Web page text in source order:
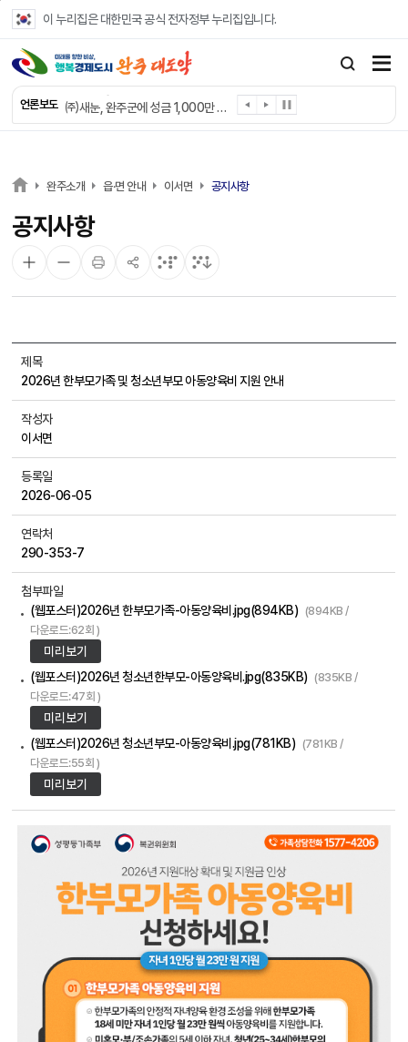
이 누리집은 대한민국 공식 전자정부 누리집입니다.
언론보도
완주군 “여름휴가철 청소년 안전 지킨다”
전북은행, 완주군에 ‘시원키트’ 60세트 기탁
완주 봉동읍, 희망나눔가게·행복빨래방 만족도 조사
“일터에서 찾은 자신감” 완주군 장애인일자리 활발
완주소개 읍·면 안내 이서면 공지사항
공지사항
제목
2026년 한부모가족 및 청소년부모 아동양육비 지원 안내
작성자
이서면
등록일
2026-06-05
연락처
290-353-7
첨부파일
(웹포스터)2026년 한부모가족-아동양육비.jpg(894KB) (894KB /
다운로드:62회 )
미리보기
(웹포스터)2026년 청소년한부모-아동양육비.jpg(835KB) (835KB /
다운로드:47회 )
미리보기
(웹포스터)2026년 청소년부모-아동양육비.jpg(781KB) (781KB /
다운로드:55회 )
미리보기